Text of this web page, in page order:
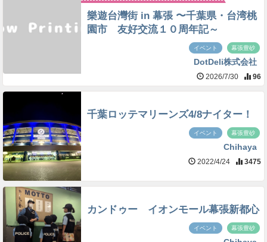
樂遊台灣街 in 幕張 〜千葉県・台湾桃
園市 友好交流１０周年記～
イベント 幕張豊砂
DotDeli株式会社
2026/7/30 96
千葉ロッテマリーンズ4/8ナイター！
イベント 幕張豊砂
Chihaya
2022/4/24 3475
カンドゥー イオンモール幕張新都心
イベント 幕張豊砂